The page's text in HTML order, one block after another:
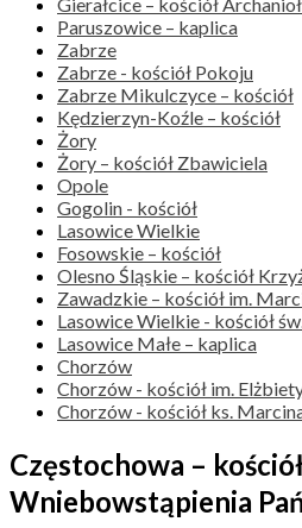
Paruszowice – kaplica
Zabrze
Zabrze - kościół Pokoju
Zabrze Mikulczyce – kościół
Kędzierzyn-Koźle – kościół
Żory
Żory – kościół Zbawiciela
Opole
Gogolin - kościół
Lasowice Wielkie
Fosowskie – kościół
Olesno Śląskie – kościół
Zawadzkie – kościół im.
Lasowice Wielkie - kościół
Lasowice Małe – kaplica
Chorzów
Chorzów - kościół im.
Chorzów - kościół ks.
Częstochowa –
Wniebowstąpienia